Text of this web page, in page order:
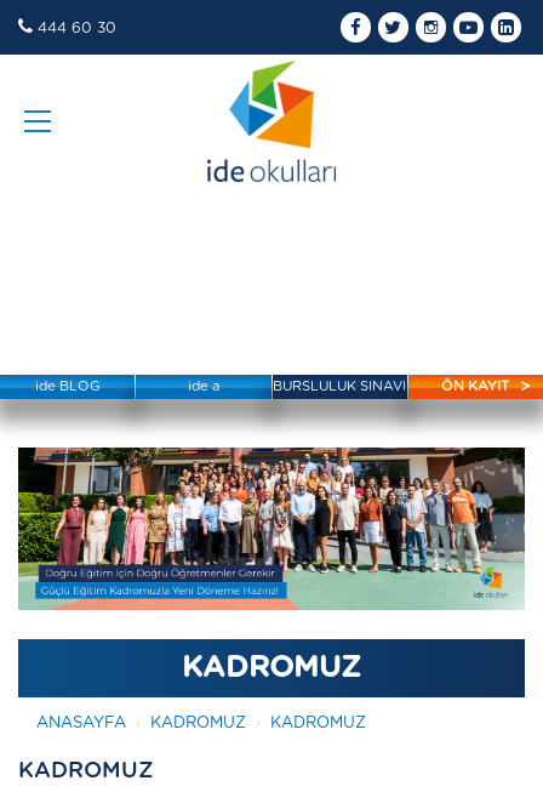
444 60 30
ide BLOG ide a BURSLULUK SINAVI ÖN KAYIT
KADROMUZ
ANASAYFA KADROMUZ KADROMUZ
KADROMUZ